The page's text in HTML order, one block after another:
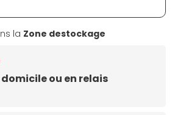
la Zone destockage
ou en relais